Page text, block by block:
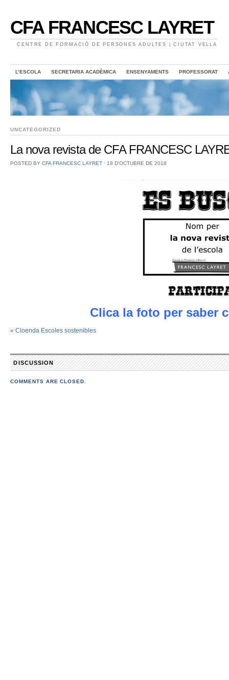
CFA FRANCESC LAYRET
CENTRE DE FORMACIÓ DE PERSONES ADULTES | CIUTAT VELLA
L’ESCOLA SECRETARIA ACADÈMICA ENSENYAMENTS PROFESSORAT
UNCATEGORIZED
La nova revista de CFA FRANCESC
POSTED BY CFA FRANCESC LAYRET ⋅ 18 D'OCTUBRE DE 2018
Clica la foto per saber
« Cloenda Escoles sostenibles
DISCUSSION
COMMENTS ARE CLOSED.